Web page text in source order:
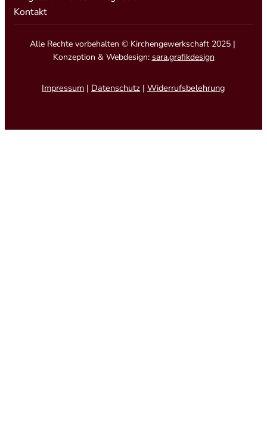
Kontakt
Alle Rechte vorbehalten © Kirchengewerkschaft 2025 |
Konzeption & Webdesign: sara.grafikdesign
Impressum | Datenschutz | Widerrufsbelehrung